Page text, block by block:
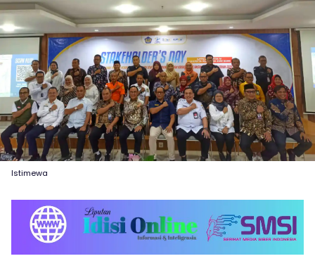
Istimewa